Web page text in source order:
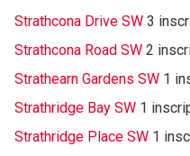
Strathcona Drive SW 3
Strathcona Road SW 2
Strathearn Gardens SW 1
Strathridge Bay SW 1
Strathridge Place SW 1